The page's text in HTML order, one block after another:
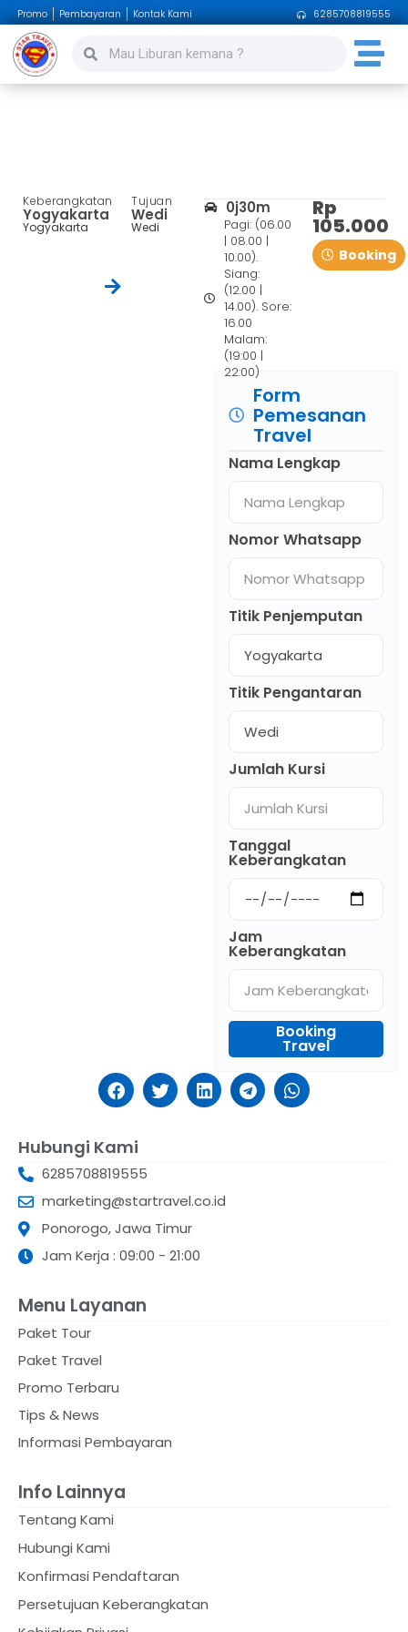
Promo Pembayaran Kontak Kami 6285708819555
Keberangkatan
Yogyakarta
Yogyakarta
Tujuan
Wedi
Wedi
0j30m
Pagi: (06.00
| 08.00 |
10.00).
Siang:
(12.00 |
14.00). Sore:
16.00
Malam:
(19:00 |
22:00)
Rp
105.000
Booking
Form
Pemesanan
Travel
Nama Lengkap
Nomor Whatsapp
Titik Penjemputan
Titik Pengantaran
Jumlah Kursi
Tanggal
Keberangkatan
Jam
Keberangkatan
Booking
Travel
Hubungi Kami
6285708819555
marketing@startravel.co.id
Ponorogo, Jawa Timur
Jam Kerja : 09:00 - 21:00
Menu Layanan
Paket Tour
Paket Travel
Promo Terbaru
Tips & News
Informasi Pembayaran
Info Lainnya
Tentang Kami
Hubungi Kami
Konfirmasi Pendaftaran
Persetujuan Keberangkatan